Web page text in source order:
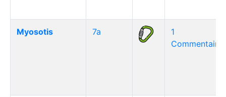
Myosotis 7a
1